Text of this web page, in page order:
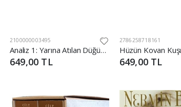
2100000003495
Analiz 1: Yarına Atılan Düğüm - Tek Kitaplık Kutu
649,00 TL
2786258718161
649,00 TL